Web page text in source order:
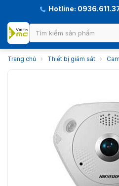
Hotline:
Trang chủ › Thiết bị giám sát ›